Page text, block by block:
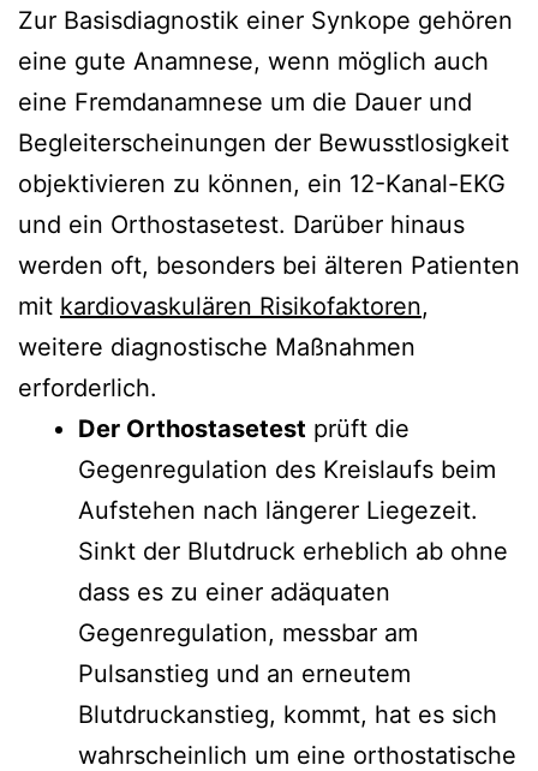
Zur Basisdiagnostik einer Synkope gehören
eine gute Anamnese, wenn möglich auch
eine Fremdanamnese um die Dauer und
Begleiterscheinungen der Bewusstlosigkeit
objektivieren zu können, ein 12-Kanal-EKG
und ein Orthostasetest. Darüber hinaus
werden oft, besonders bei älteren Patienten
mit kardiovaskulären Risikofaktoren,
weitere diagnostische Maßnahmen
erforderlich.
Der Orthostasetest prüft die
Gegenregulation des Kreislaufs beim
Aufstehen nach längerer Liegezeit.
Sinkt der Blutdruck erheblich ab ohne
dass es zu einer adäquaten
Gegenregulation, messbar am
Pulsanstieg und an erneutem
Blutdruckanstieg, kommt, hat es sich
wahrscheinlich um eine orthostatische